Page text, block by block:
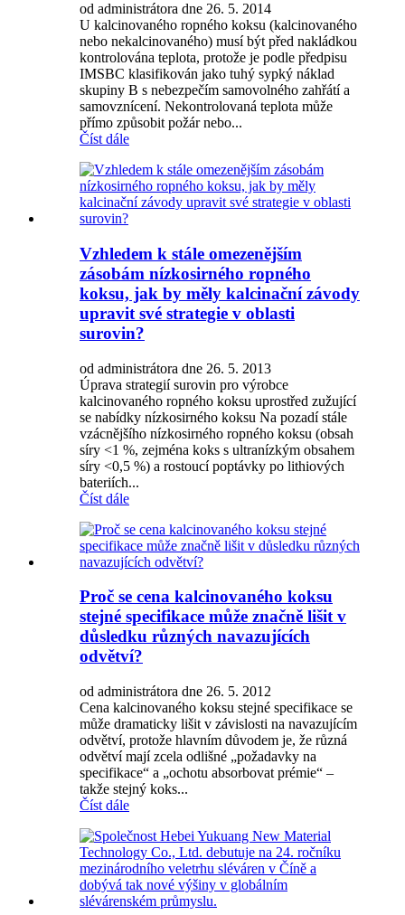
od administrátora dne 26. 5. 2014
U kalcinovaného ropného koksu (kalcinovaného
nebo nekalcinovaného) musí být před nakládkou
kontrolována teplota, protože je podle předpisu
IMSBC klasifikován jako tuhý sypký náklad
skupiny B s nebezpečím samovolného zahřátí a
samovznícení. Nekontrolovaná teplota může
přímo způsobit požár nebo...
Číst dále
Vzhledem k stále omezenějším
zásobám nízkosirného ropného
koksu, jak by měly kalcinační závody
upravit své strategie v oblasti
surovin?
od administrátora dne 26. 5. 2013
Úprava strategií surovin pro výrobce
kalcinovaného ropného koksu uprostřed zužující
se nabídky nízkosirného koksu Na pozadí stále
vzácnějšího nízkosirného ropného koksu (obsah
síry <1 %, zejména koks s ultranízkým obsahem
síry <0,5 %) a rostoucí poptávky po lithiových
bateriích...
Číst dále
Proč se cena kalcinovaného koksu
stejné specifikace může značně lišit v
důsledku různých navazujících
odvětví?
od administrátora dne 26. 5. 2012
Cena kalcinovaného koksu stejné specifikace se
může dramaticky lišit v závislosti na navazujícím
odvětví, protože hlavním důvodem je, že různá
odvětví mají zcela odlišné „požadavky na
specifikace“ a „ochotu absorbovat prémie“ –
takže stejný koks...
Číst dále